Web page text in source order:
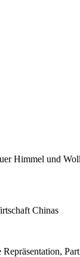
Chinas